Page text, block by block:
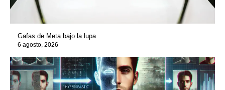
Gafas de Meta bajo la lupa
6 agosto, 2026